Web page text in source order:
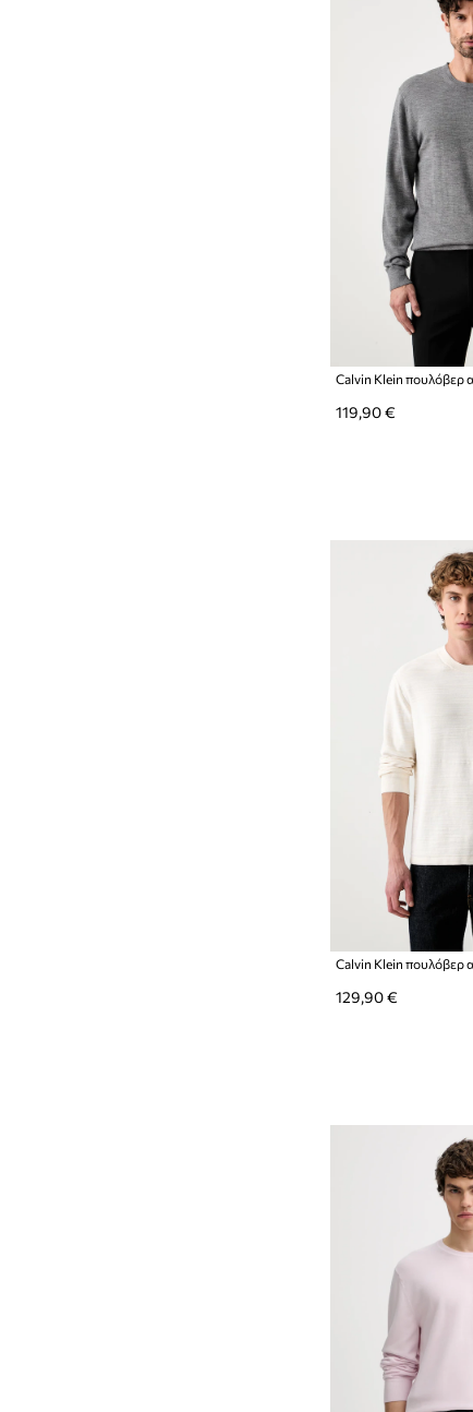
Calvin Klein πουλόβερ
119,90 €
Calvin Klein πουλόβερ
129,90 €